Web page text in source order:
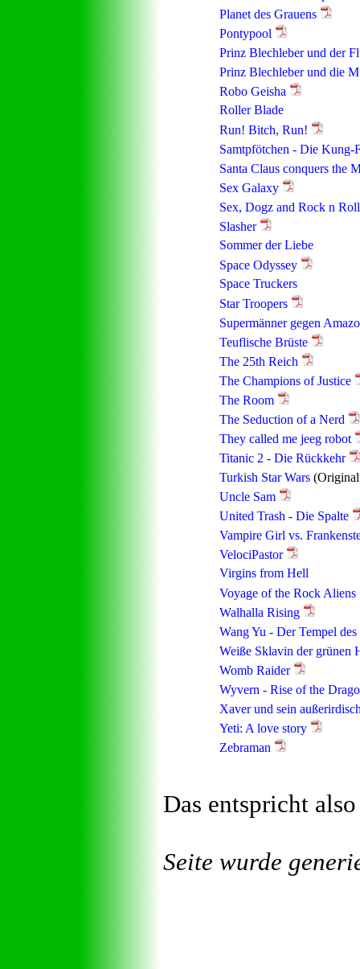
Planet des Grauens
Pontypool
Prinz Blechleber und der
Prinz Blechleber und die
Robo Geisha
Roller Blade
Run! Bitch, Run!
Samtpfötchen - Die
Santa Claus conquers the
Sex Galaxy
Sex, Dogz and Rock n Roll
Slasher
Sommer der Liebe
Space Odyssey
Space Truckers
Star Troopers
Supermänner gegen
Teuflische Brüste
The 25th Reich
The Champions of Justice
The Room
The Seduction of a Nerd
They called me jeeg robot
Titanic 2 - Die Rückkehr
Turkish Star Wars
Uncle Sam
United Trash - Die Spalte
Vampire Girl vs.
VelociPastor
Virgins from Hell
Voyage of the Rock Aliens
Walhalla Rising
Wang Yu - Der Tempel
Weiße Sklavin der grünen
Womb Raider
Wyvern - Rise of the
Xaver und sein
Yeti: A love story
Zebraman
Das entspricht
Seite wurde